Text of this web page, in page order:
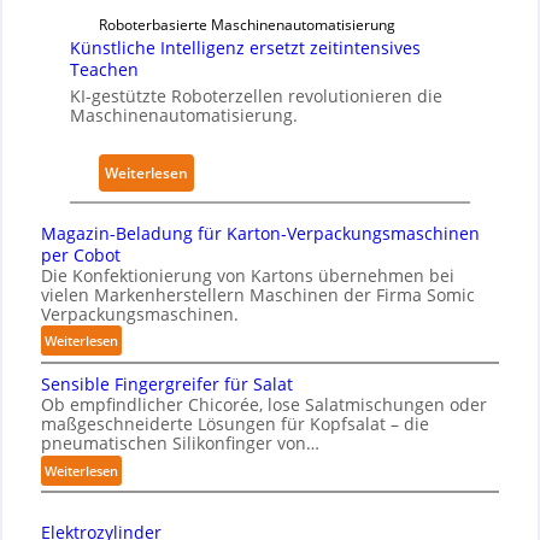
A
n
h
u
u
s
i
r
n
e
n
v
o
P
h
y
s
Roboterbasierte Maschinenautomatisierung
Künstliche Intelligenz ersetzt zeitintensives
Teachen
KI-gestützte Roboterzellen revolutionieren die
Maschinenautomatisierung.
Weiterlesen
K
n
s
t
l
c
h
e
I
Magazin-Beladung für Karton-Verpackungsmaschinen
per Cobot
Die Konfektionierung von Kartons übernehmen bei
vielen Markenherstellern Maschinen der Firma Somic
Verpackungsmaschinen.
Weiterlesen:
M
a
g
a
z
i
-
Sensible Fingergreifer für Salat
Ob empfindlicher Chicorée, lose Salatmischungen oder
maßgeschneiderte Lösungen für Kopfsalat – die
pneumatischen Silikonfinger von…
Weiterlesen:
S
Elektrozylinder